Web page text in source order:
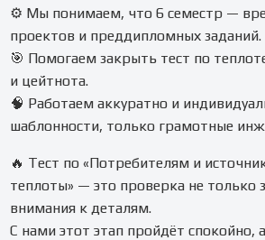
⚙️ Мы понимаем, что 6 семестр —
проектов и преддипломных заданий.
🎯 Помогаем закрыть тест по
и цейтнота.
🧠 Работаем аккуратно и
шаблонности, только грамотные
🔥 Тест по «Потребителям и
теплоты» — это проверка не только
внимания к деталям.
С нами этот этап пройдёт спокойно,